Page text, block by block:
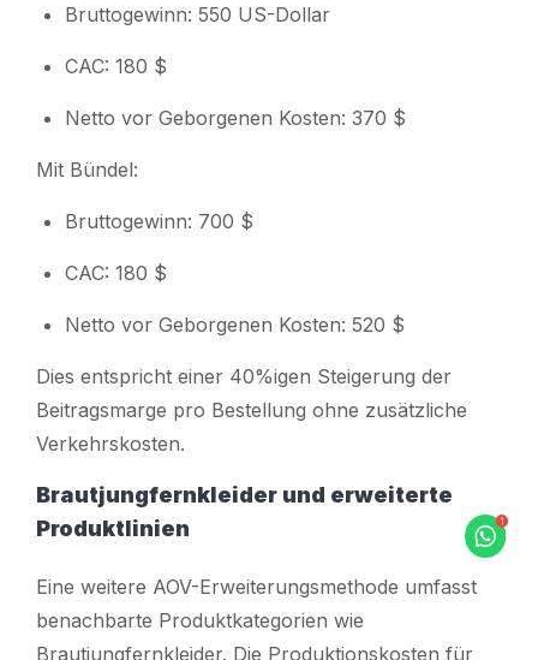
Bruttogewinn: 550 US-Dollar
CAC: 180 $
Netto vor Geborgenen Kosten: 370 $
Mit Bündel:
Bruttogewinn: 700 $
CAC: 180 $
Netto vor Geborgenen Kosten: 520 $
Dies entspricht einer 40%igen Steigerung der
Beitragsmarge pro Bestellung ohne zusätzliche
Verkehrskosten.
Brautjungfernkleider und erweiterte
Produktlinien
Eine weitere AOV-Erweiterungsmethode umfasst
benachbarte Produktkategorien wie
Brautjungfernkleider. Die Produktionskosten für